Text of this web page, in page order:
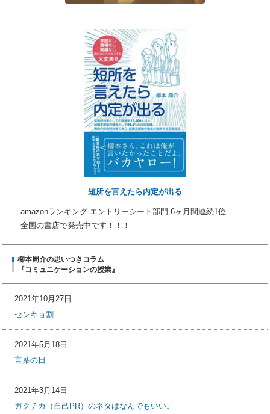
短所を言えたら内定が出る
amazonランキング エントリーシート部門 6ヶ月間連続1位
全国の書店で発売中です！！！
柳本周介の思いつきコラム
『コミュニケーションの授業』
2021年10月27日
センキョ割
2021年5月18日
言葉の日
2021年3月14日
ガクチカ（自己PR）のネタはなんでもいい。